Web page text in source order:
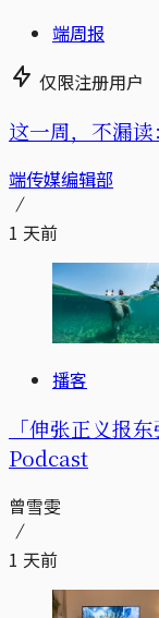
端周报
仅限注册用户
这一周，不漏
端传媒编辑部
1 天前
播客
「伸张正义报
Podcast
曾雪雯
1 天前